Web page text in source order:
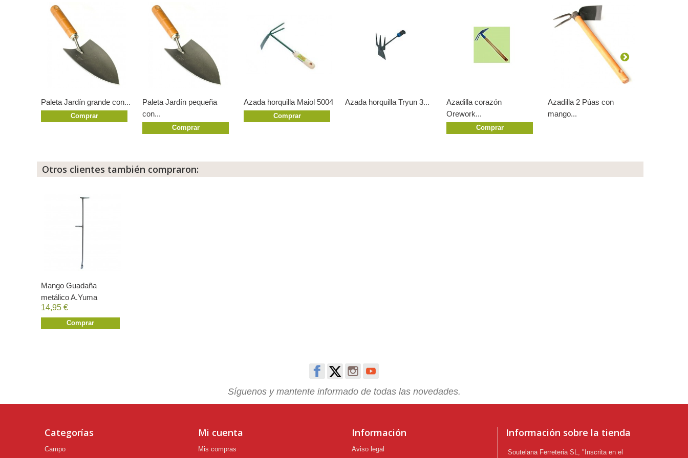
Paleta Jardín grande con...
Comprar
Paleta Jardín pequeña
con...
Comprar
Azada horquilla Maiol 5004
Comprar
Azada horquilla Tryun 3...
Azadilla corazón
Orework...
Comprar
Azadilla 2 Púas con
mango...
Otros clientes también compraron:
Mango Guadaña
metálico A.Yuma
14,95 €
Comprar
Síguenos y mantente informado de todas las novedades.
Categorías
Campo
Mi cuenta
Mis compras
Información
Aviso legal
Información sobre la tienda
Soutelana Ferreteria SL, "Inscrita en el